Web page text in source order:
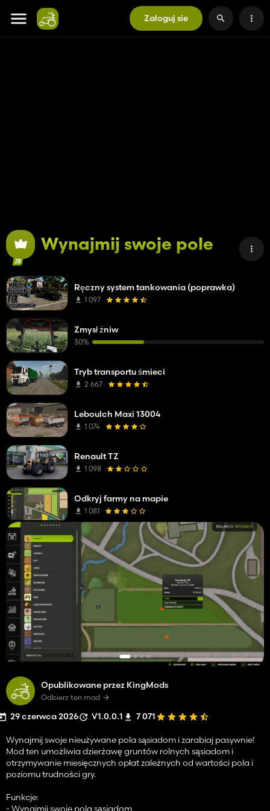
Zaloguj sie
Wynajmij swoje pole
Opublikowane przez KingMods
Odbierz ten mod
29 czerwca 2026 V1.0.0.1 7 071
Wynajmij swoje nieużywane pola sąsiadom i zarabiaj pasywnie!
Mod ten umożliwia dzierżawę gruntów rolnych sąsiadom i
otrzymywanie miesięcznych opłat zależnych od wartości pola i
poziomu trudności gry.
Funkcje:
- Wynajmij swoje pola sąsiadom
Ręczny system tankowania (poprawka)
1 097
Zmysł żniw
30%
Tryb transportu śmieci
2 667
Leboulch Maxi 13004
1 074
Renault TZ
1 098
Odkryj farmy na mapie
1 081